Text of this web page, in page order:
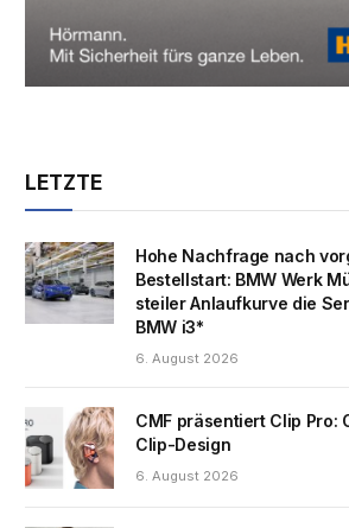
LETZTE
Hohe Nachfrage nach
Bestellstart: BMW Werk
steiler Anlaufkurve die
BMW i3*
6. August 2026
CMF präsentiert Clip Pro:
Clip-Design
6. August 2026